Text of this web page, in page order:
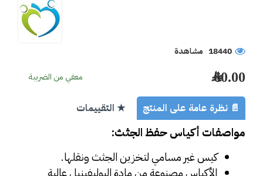
18440 مشاهدة
60.00 ﷼ معفي من الضريبة
📄 نظرة عامة على المنتج ★ التقييمات
مواصفات أكياس حفظ الجثث:
كيس غير مسامي لتخزين الجثث ونقلها.